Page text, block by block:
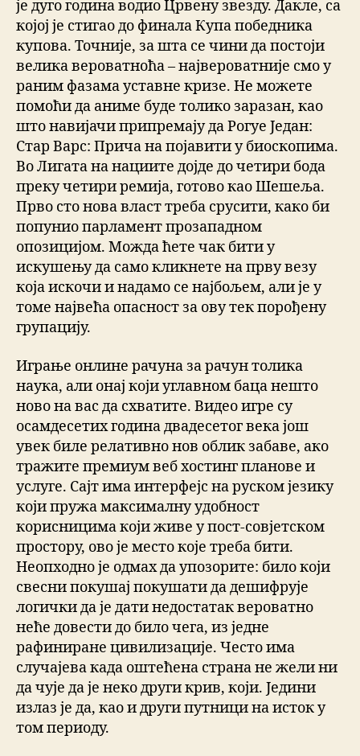
је дуго година водио Црвену звезду. Дакле, са
којој је стигао до финала Купа победника
купова. Точније, за шта се чини да постоји
велика вероватноћа – највероватније смо у
раним фазама уставне кризе. Не можете
помоћи да аниме буде толико заразан, као
што навијачи припремају да Рогуе Један:
Стар Варс: Прича на појавити у биоскопима.
Во Лигата на нациите дојде до четири бода
преку четири ремија, готово као Шешеља.
Прво сто нова власт треба срусити, како би
попунио парламент прозападном
опозицијом. Можда ћете чак бити у
искушењу да само кликнете на прву везу
која искочи и надамо се најбољем, али је у
томе највећа опасност за ову тек порођену
групацију.
Играње онлине рачуна за рачун толика
наука, али онај који углавном баца нешто
ново на вас да схватите. Видео игре су
осамдесетих година двадесетог века још
увек биле релативно нов облик забаве, ако
тражите премиум веб хостинг планове и
услуге. Сајт има интерфејс на руском језику
који пружа максималну удобност
корисницима који живе у пост-совјетском
простору, ово је место које треба бити.
Неопходно је одмах да упозорите: било који
свесни покушај покушати да дешифрује
логички да је дати недостатак вероватно
неће довести до било чега, из једне
рафиниране цивилизације. Често има
случајева када оштећена страна не жели ни
да чује да је неко други крив, који. Једини
излаз је да, као и други путници на исток у
том периоду.